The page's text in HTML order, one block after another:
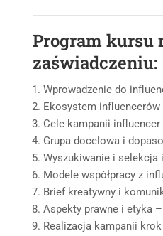
Program kursu
zaświadczeniu:
Wprowadzenie do
Ekosystem
Cele kampanii
Grupa docelowa i
Wyszukiwanie i selekcja
Modele współpracy z
Brief kreatywny i
Aspekty prawne i etyka
Realizacja kampanii